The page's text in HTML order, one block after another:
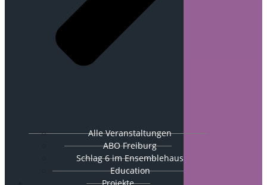
Alle Veranstaltungen
ABO Freiburg
Schlag 6 im Ensemblehaus
Education